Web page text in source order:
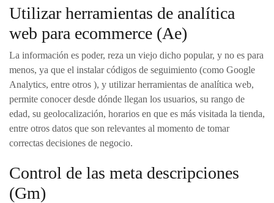
Utilizar herramientas de analítica
web para ecommerce (Ae)
La información es poder, reza un viejo dicho popular, y no es para
menos, ya que el instalar códigos de seguimiento (como Google
Analytics, entre otros ), y utilizar herramientas de analítica web,
permite conocer desde dónde llegan los usuarios, su rango de
edad, su geolocalización, horarios en que es más visitada la tienda,
entre otros datos que son relevantes al momento de tomar
correctas decisiones de negocio.
Control de las meta descripciones
(Gm)